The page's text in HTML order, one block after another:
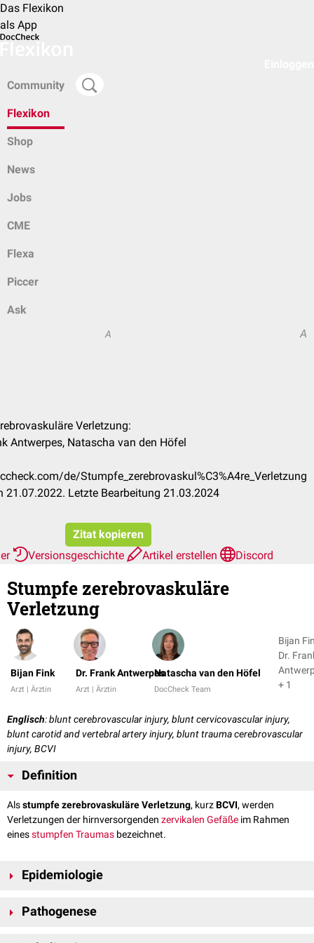
Das Flexikon
als App
Community
Flexikon
Shop
News
Jobs
CME
Flexa
Piccer
Ask
A A
Verletzung:
Antwerpes, Natascha van den Höfel
de/Stumpfe_zerebrovaskul%C3%A4re_Verletzung
21.07.2022. Letzte Bearbeitung 21.03.2024
Zitat kopieren
Versionsgeschichte Artikel erstellen Discord
Stumpfe zerebrovaskuläre
Verletzung
Bijan Fink
Arzt | Ärztin
Dr. Frank Antwerpes
Arzt | Ärztin
Natascha van den Höfel
DocCheck Team
Bijan
Dr.
+ 1
Englisch: blunt cerebrovascular injury, blunt cervicovascular injury,
blunt carotid and vertebral artery injury, blunt trauma cerebrovascular
injury, BCVI
Definition
Alsstumpfe zerebrovaskuläre Verletzung, kurzBCVI, werden
Verletzungen der hirnversorgenden zervikalen Gefäße im Rahmen
einesstumpfen Traumas bezeichnet.
Epidemiologie
mit einemPolytraumabeträgt ca. 1 %. Am häufigsten sind Patienten mit
Pathogenese